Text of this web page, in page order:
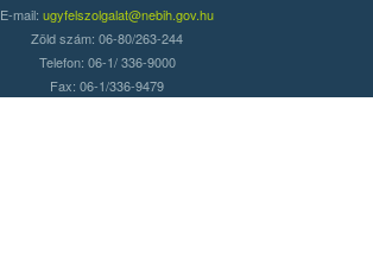
E-mail: ugyfelszolgalat@nebih.gov.hu
Zöld szám: 06-80/263-244
Telefon: 06-1/ 336-9000
Fax: 06-1/336-9479